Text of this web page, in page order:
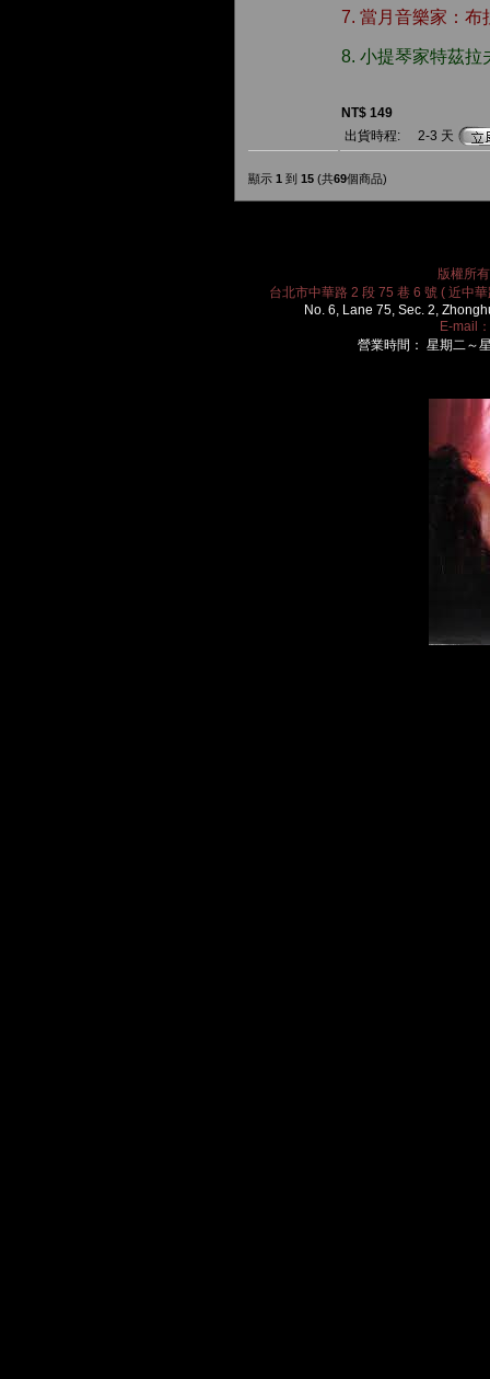
7. 當月音樂家：布
8. 小提琴家特茲拉
NT$ 149
出貨時程:
2-3 天
顯示 1 到 15 (共69個商品)
版權所
台北市中華路 2 段 75 巷 6 號 ( 近中
No. 6, Lane 75, Sec. 2,
E-mail：
營業時間： 星期二～